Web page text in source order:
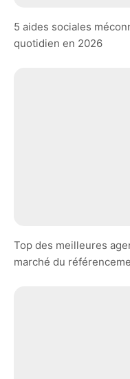
5 aides sociales
quotidien en 2026
Top des meilleures
marché du